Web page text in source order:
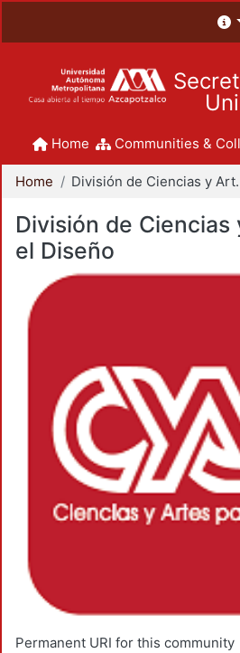
Home Communities &
Home División
División de Ciencias
el Diseño
Permanent URI for this community